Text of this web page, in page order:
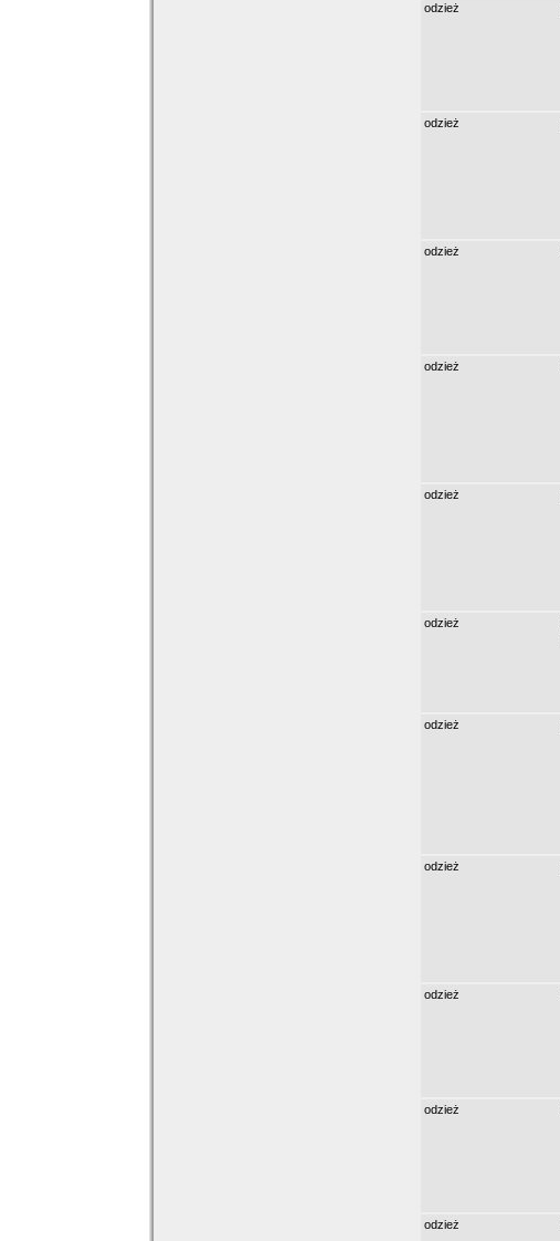
odzież
odzież
odzież
odzież
odzież
odzież
odzież
odzież
odzież
odzież
odzież